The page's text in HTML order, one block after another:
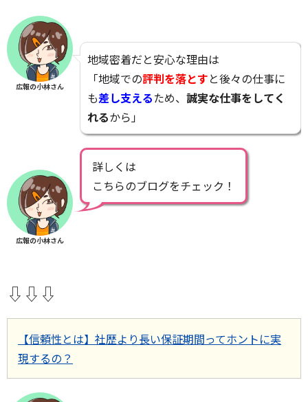
広報の小林さん
地域密着だと安心な理由は
「地域での評判を落とすと後々の仕事に
も差し支えるため、 誠実な仕事をしてく
れるから」
広報の小林さん
詳しくは
こちらのブログをチェック！
⇩⇩⇩
【信頼性とは】社歴より長い保証期間ってホントに実
現するの？